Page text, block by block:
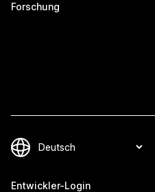
Forschung
Entwickler-Login